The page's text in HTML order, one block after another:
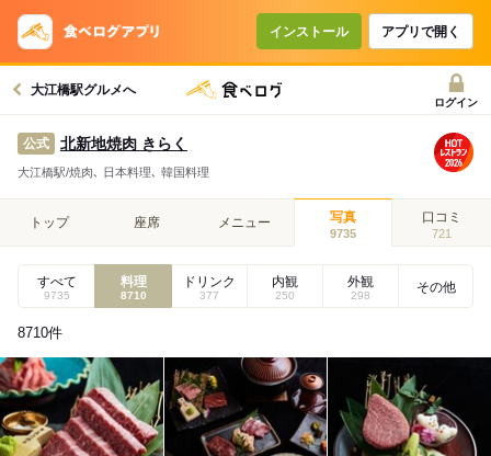
インストール アプリで開く
大江橋駅グルメへ
ログイン
公式 北新地焼肉 きらく
大江橋駅/焼肉､ 日本料理､ 韓国料理
トップ 座席 メニュー 写真
9735
口コミ
721
すべて
9735
料理
8710
ドリンク
377
内観
250
外観
298
その他
8710件